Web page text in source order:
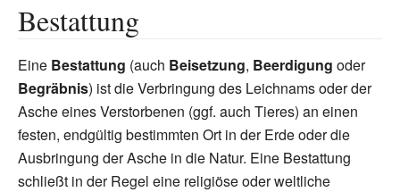
Bestattung
Eine Bestattung (auch Beisetzung, Beerdigung oder
Begräbnis) ist die Verbringung des Leichnams oder der
Asche eines Verstorbenen (ggf. auch Tieres) an einen
festen, endgültig bestimmten Ort in der Erde oder die
Ausbringung der Asche in die Natur. Eine Bestattung
schließt in der Regel eine religiöse oder weltliche